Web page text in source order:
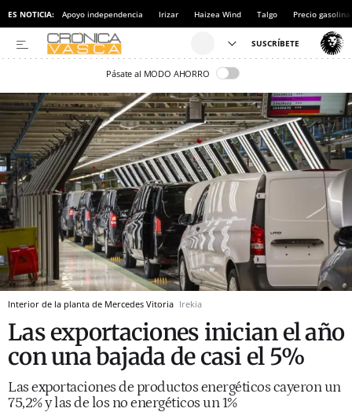
ES NOTICIA: Apoyo independencia Irizar Haizea Wind Talgo Precio gasolina
Pásate al MODO AHORRO
Interior de la planta de Mercedes Vitoria Irekia
Las exportaciones inician el año
con una bajada de casi el 5%
Las exportaciones de productos energéticos cayeron un
75,2% y las de los no energéticos un 1%